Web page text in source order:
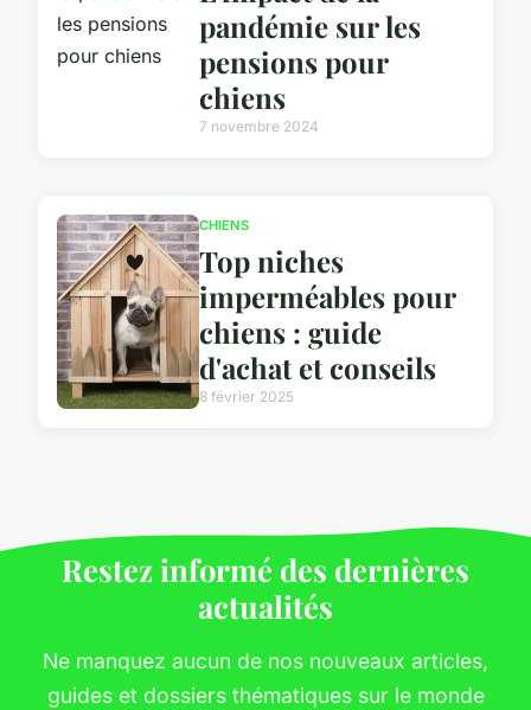
pandémie sur les
pensions pour
chiens
7 novembre 2024
CHIENS
Top niches
imperméables pour
chiens : guide
d'achat et conseils
8 février 2025
Restez informé des dernières
actualités
Ne manquez aucun de nos nouveaux articles,
guides et dossiers thématiques sur le monde